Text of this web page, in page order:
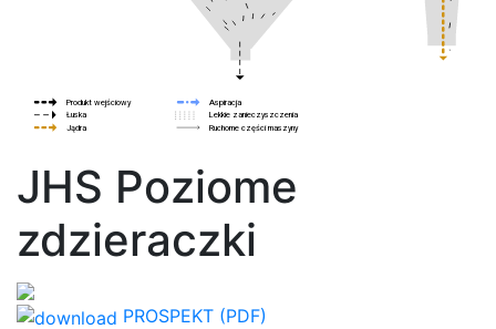
JHS Poziome
zdzieraczki
PROSPEKT (PDF)